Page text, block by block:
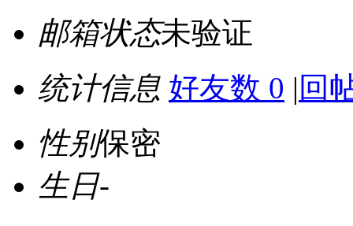
邮箱状态未验证
统计信息 好友数 0 | 回
性别保密
生日-